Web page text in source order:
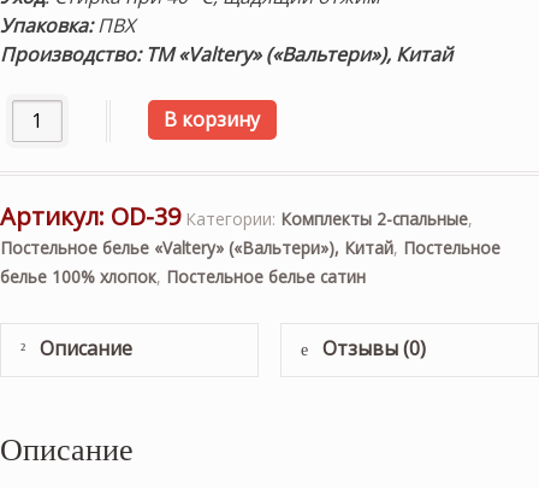
Упаковка:ПВХ
Производство: ТМ «Valtery» («Вальтери»), Китай
Количество товара Постельное белье «OD-39» сатин
В корзину
Артикул: OD-39 Категории: Комплекты 2-спальные,
Постельное белье «Valtery» («Вальтери»), Китай, Постельное
белье 100% хлопок, Постельное белье сатин
Описание Отзывы (0)
Описание